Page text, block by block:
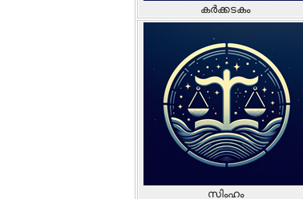
കർക്കടകം
സിംഹം